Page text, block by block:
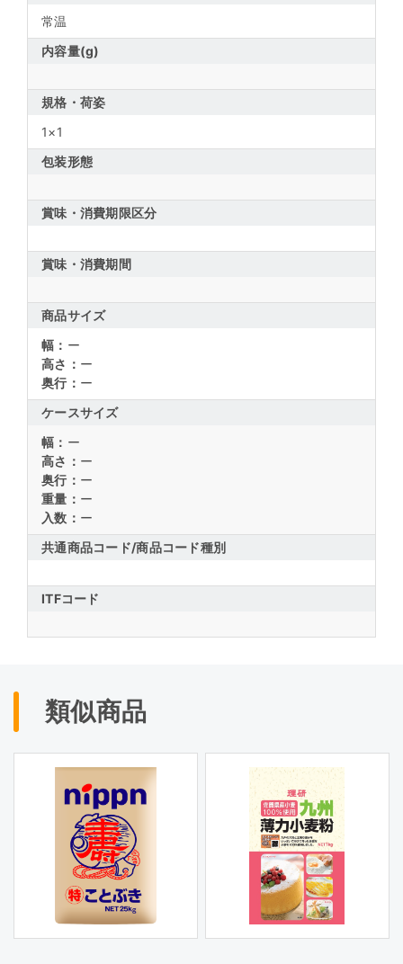
常温
内容量(g)
規格・荷姿
1×1
包装形態
賞味・消費期限区分
賞味・消費期間
商品サイズ
幅： ー
高さ： ー
奥行： ー
ケースサイズ
幅： ー
高さ： ー
奥行： ー
重量： ー
入数： ー
共通商品コード/商品コード種別
ITFコード
類似商品